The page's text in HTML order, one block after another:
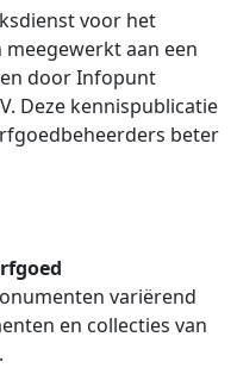
voor het
meegewerkt aan een
door Infopunt
Deze kennispublicatie
beter
variërend
en collecties van